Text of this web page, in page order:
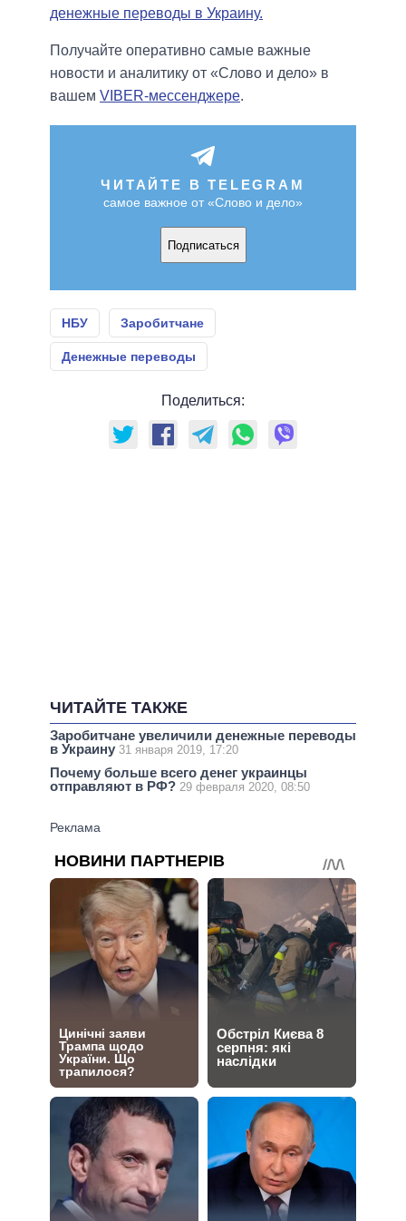
денежные переводы в Украину.
Получайте оперативно самые важные
новости и аналитику от «Слово и дело» в
вашем VIBER-мессенджере.
ЧИТАЙТЕ В TELEGRAM
самое важное от «Слово и дело»
Подписаться
НБУ Заробитчане
Денежные переводы
Поделиться:
ЧИТАЙТЕ ТАКЖЕ
Заробитчане увеличили денежные переводы
в Украину 31 января 2019, 17:20
Почему больше всего денег украинцы
отправляют в РФ? 29 февраля 2020, 08:50